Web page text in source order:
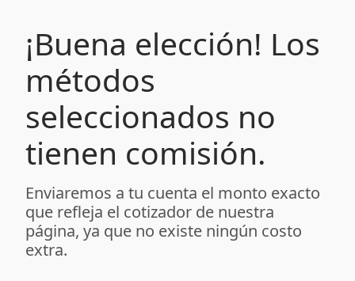
¡Buena elección! Los
métodos
seleccionados no
tienen comisión.
Enviaremos a tu cuenta el monto exacto
que refleja el cotizador de nuestra
página, ya que no existe ningún costo
extra.